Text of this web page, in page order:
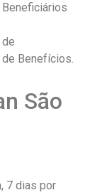
Benefícios.
São
7 dias por